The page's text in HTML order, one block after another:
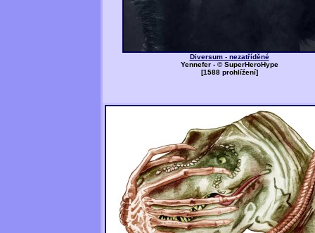
Diversum - nezatříděné
Yennefer - © SuperHeroHype
[1588 prohlížení]